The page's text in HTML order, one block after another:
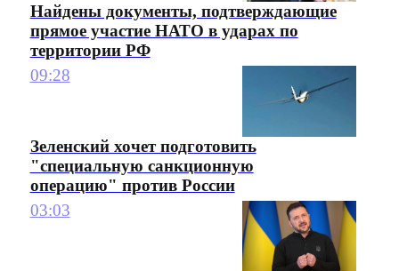
Найдены документы, подтверждающие
прямое участие НАТО в ударах по
территории РФ
09:28
Зеленский хочет подготовить
"специальную санкционную
операцию" против России
03:03